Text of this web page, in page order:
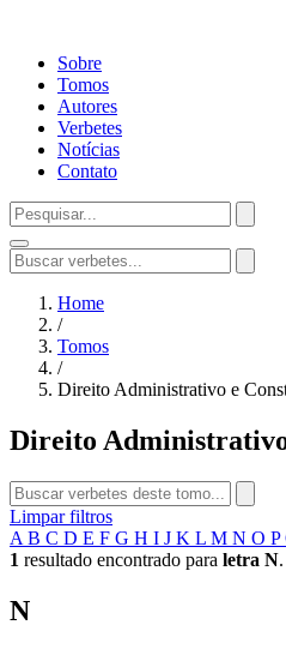
Sobre
Tomos
Autores
Verbetes
Notícias
Contato
Home
/
Tomos
/
Direito Administrativo e
Direito
Limpar filtros
A B C D E F G H I J K L M N O P
1 resultado encontrado para letra N.
N